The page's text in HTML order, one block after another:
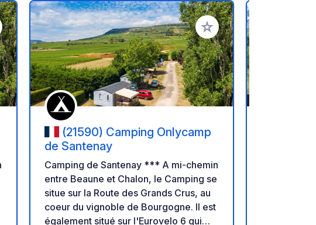
à vos favoris Ajouter à vos favoris
(21590) Camping Onlycamp
de Santenay
Camping de Santenay *** A mi-chemin
entre Beaune et Chalon, le Camping se
situe sur la Route des Grands Crus, au
coeur du vignoble de Bourgogne. Il est
également situé sur l'Eurovelo 6 qui